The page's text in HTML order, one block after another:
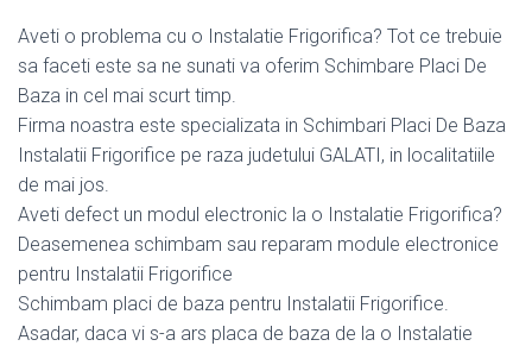
Aveti o problema cu o Instalatie Frigorifica? Tot ce trebuie
sa faceti este sa ne sunati va oferim Schimbare Placi De
Baza in cel mai scurt timp.
Firma noastra este specializata in Schimbari Placi De Baza
Instalatii Frigorifice pe raza judetului GALATI, in localitatiile
de mai jos.
Aveti defect un modul electronic la o Instalatie Frigorifica?
Deasemenea schimbam sau reparam module electronice
pentru Instalatii Frigorifice
Schimbam placi de baza pentru Instalatii Frigorifice.
Asadar, daca vi s-a ars placa de baza de la o Instalatie